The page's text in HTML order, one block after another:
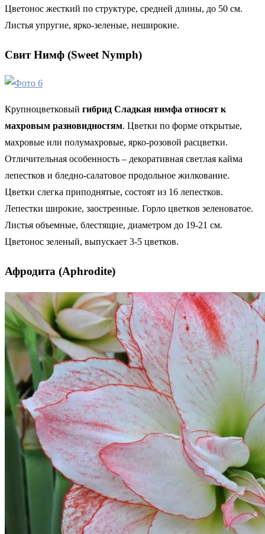
Цветонос жесткий по структуре, средней длины, до 50 см.
Листья упругие, ярко-зеленые, неширокие.
Свит Нимф (Sweet Nymph)
Крупноцветковый гибрид Сладкая нимфа относят к
махровым разновидностям. Цветки по форме открытые,
махровые или полумахровые, ярко-розовой расцветки.
Отличительная особенность – декоративная светлая кайма
лепестков и бледно-салатовое продольное жилкование.
Цветки слегка приподнятые, состоят из 16 лепестков.
Лепестки широкие, заостренные. Горло цветков зеленоватое.
Листья объемные, блестящие, диаметром до 19-21 см.
Цветонос зеленый, выпускает 3-5 цветков.
Афродита (Aphrodite)